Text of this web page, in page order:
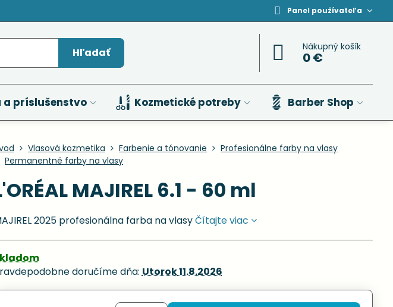
Panel používateľa
Hľadať Nákupný košík
0 €
a príslušenstvo Kozmetické potreby Barber Shop
Vlasová kozmetika Farbenie a tónovanie
Profesionálne farby na vlasy
Permanentné farby na vlasy
MAJIREL 6.1 - 60 ml
2025 profesionálna farba na vlasyČítajte viac
doručíme dňa:Utorok11.8.2026